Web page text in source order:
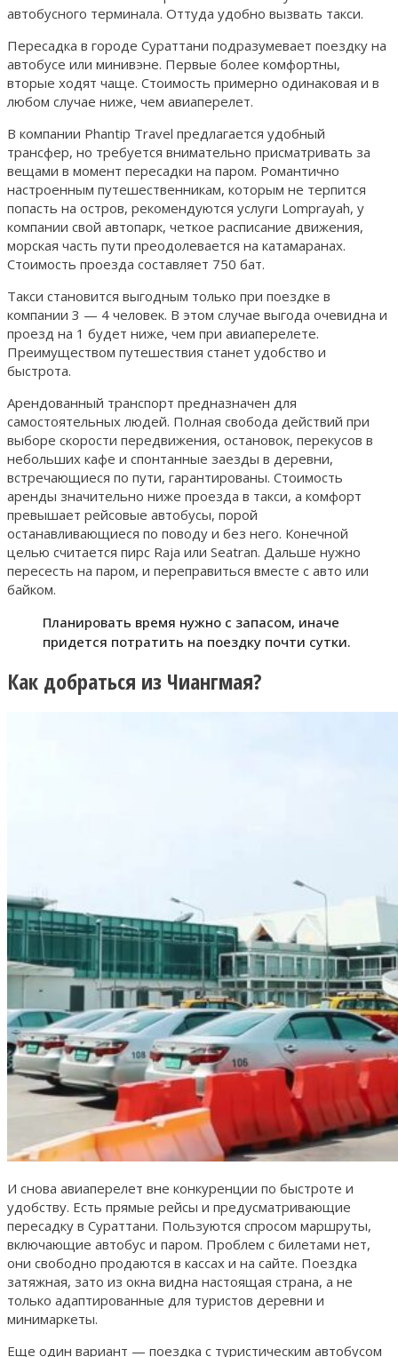
автобусного терминала. Оттуда удобно вызвать такси.
Пересадка в городе Сураттани подразумевает поездку на
автобусе или минивэне. Первые более комфортны,
вторые ходят чаще. Стоимость примерно одинаковая и в
любом случае ниже, чем авиаперелет.
В компании Phantip Travel предлагается удобный
трансфер, но требуется внимательно присматривать за
вещами в момент пересадки на паром. Романтично
настроенным путешественникам, которым не терпится
попасть на остров, рекомендуются услуги Lomprayah, у
компании свой автопарк, четкое расписание движения,
морская часть пути преодолевается на катамаранах.
Стоимость проезда составляет 750 бат.
Такси становится выгодным только при поездке в
компании 3 — 4 человек. В этом случае выгода очевидна и
проезд на 1 будет ниже, чем при авиаперелете.
Преимуществом путешествия станет удобство и
быстрота.
Арендованный транспорт предназначен для
самостоятельных людей. Полная свобода действий при
выборе скорости передвижения, остановок, перекусов в
небольших кафе и спонтанные заезды в деревни,
встречающиеся по пути, гарантированы. Стоимость
аренды значительно ниже проезда в такси, а комфорт
превышает рейсовые автобусы, порой
останавливающиеся по поводу и без него. Конечной
целью считается пирс Raja или Seatran. Дальше нужно
пересесть на паром, и переправиться вместе с авто или
байком.
Планировать время нужно с запасом, иначе
придется потратить на поездку почти сутки.
Как добраться из Чиангмая?
И снова авиаперелет вне конкуренции по быстроте и
удобству. Есть прямые рейсы и предусматривающие
пересадку в Сураттани. Пользуются спросом маршруты,
включающие автобус и паром. Проблем с билетами нет,
они свободно продаются в кассах и на сайте. Поездка
затяжная, зато из окна видна настоящая страна, а не
только адаптированные для туристов деревни и
минимаркеты.
Еще один вариант — поездка с туристическим автобусом